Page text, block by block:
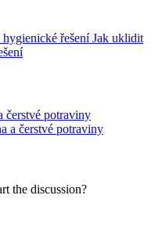
Jak uklidit
čerstvé potraviny
the discussion?